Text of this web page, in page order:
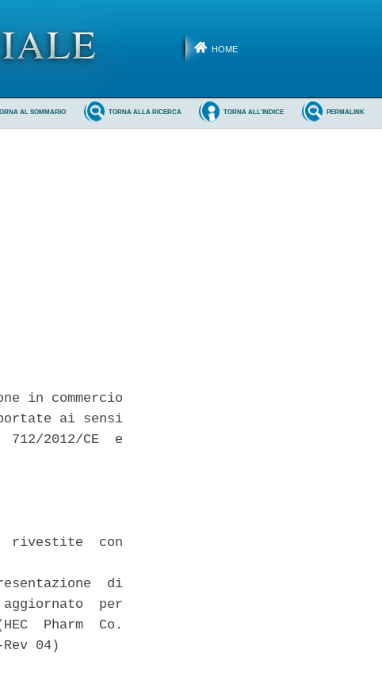
HOME
PERMALINK
TORNA ALL'INDICE
TORNA ALLA RICERCA
AL SOMMARIO
in commercio
ai sensi
2012/CE  e
rivestite  con
di
per
Pharm  Co.
Rev 04)